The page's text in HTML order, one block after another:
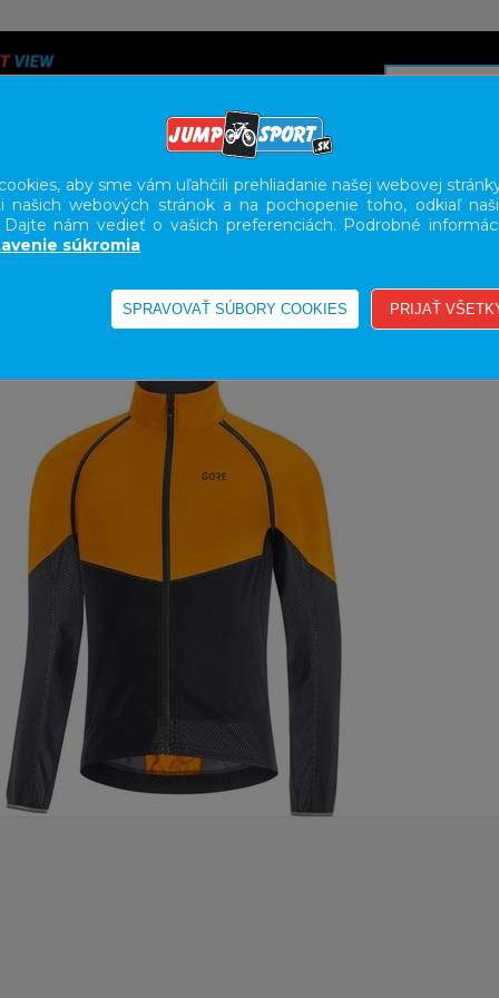
SERVIS SLUŽBY KARIÉRA BODY GEOMETRY
aby sme vám uľahčili prehliadanie našej webovej
našich webových stránok a na pochopenie toho, odkiaľ
Dajte nám vedieť o vašich preferenciách. Podrobné
súkromia